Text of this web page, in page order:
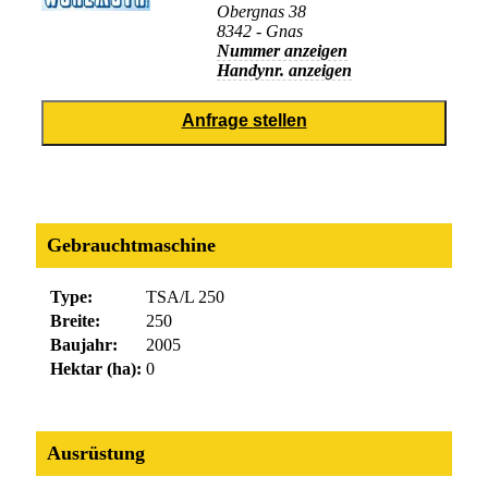
Obergnas 38
8342 - Gnas
Nummer anzeigen
Handynr. anzeigen
Gebrauchtmaschine
Type:
TSA/L 250
Breite:
250
Baujahr:
2005
Hektar (ha): 0
Ausrüstung